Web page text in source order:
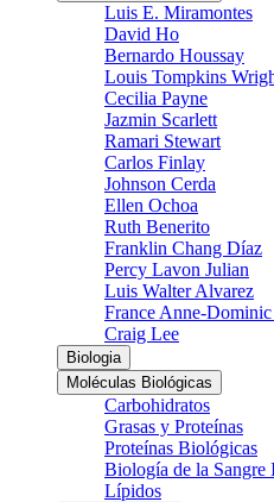
Luis E. Miramontes
David Ho
Bernardo Houssay
Louis Tompkins
Cecilia Payne
Jazmin Scarlett
Ramari Stewart
Carlos Finlay
Johnson Cerda
Ellen Ochoa
Ruth Benerito
Franklin Chang Díaz
Percy Lavon Julian
Luis Walter Alvarez
France Anne-
Craig Lee
Biologia
Moléculas Biológicas
Carbohidratos
Grasas y Proteínas
Proteínas Biológicas
Biología de la Sangre
Lípidos